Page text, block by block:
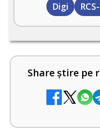
Digi
Share știre pe